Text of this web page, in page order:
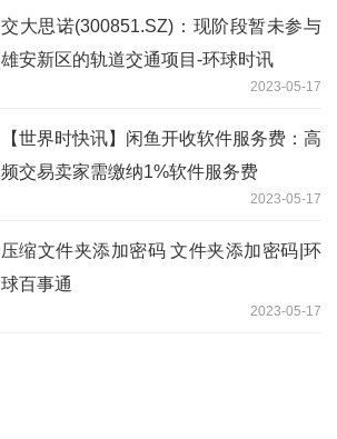
交大思诺(300851.SZ)：现阶段暂未参与
雄安新区的轨道交通项目-环球时讯
2023-05-17
【世界时快讯】闲鱼开收软件服务费：高
频交易卖家需缴纳1%软件服务费
2023-05-17
压缩文件夹添加密码 文件夹添加密码|环
球百事通
2023-05-17